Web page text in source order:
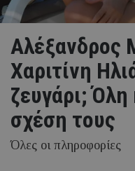
Αλέξανδρος
Χαριτίνη
ζευγάρι; Όλη
σχέση τους
Όλες οι πληροφορίες